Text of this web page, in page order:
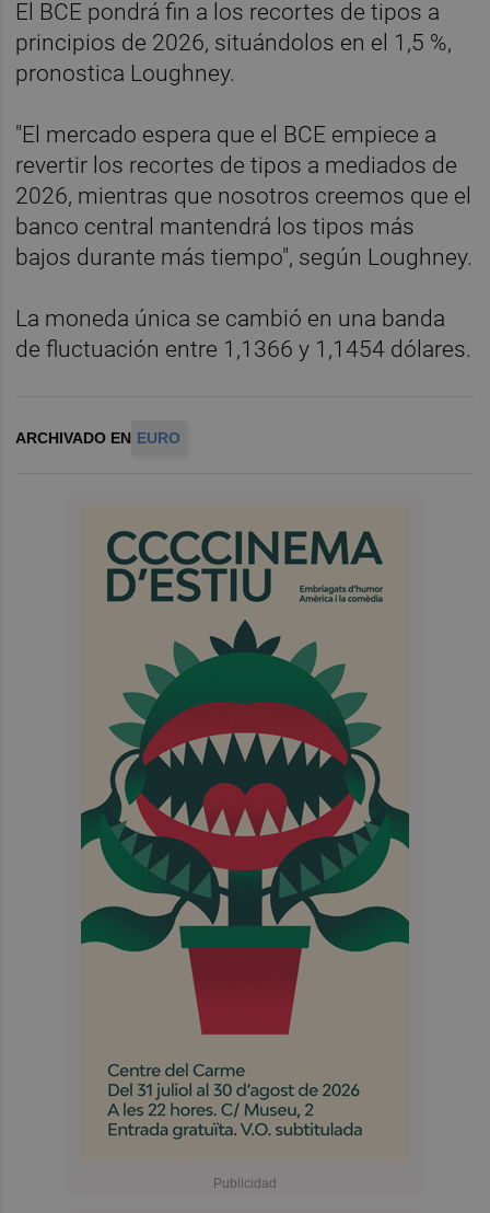
El BCE pondrá fin a los recortes de tipos a
principios de 2026, situándolos en el 1,5 %,
pronostica Loughney.
"El mercado espera que el BCE empiece a
revertir los recortes de tipos a mediados de
2026, mientras que nosotros creemos que el
banco central mantendrá los tipos más
bajos durante más tiempo", según Loughney.
La moneda única se cambió en una banda
de fluctuación entre 1,1366 y 1,1454 dólares.
ARCHIVADO EN EURO